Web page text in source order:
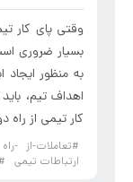
وقتی پای کار
بسیار ضروری
به منظور ایجاد
اهداف تیم،
کار تیمی از راه
#تعاملات-از -
ارتباطات تیمی